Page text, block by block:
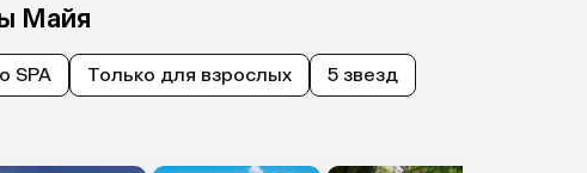
Майя
SPA Только для взрослых 5 звезд